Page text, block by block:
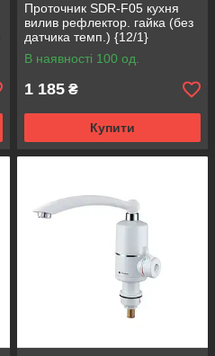
Проточник SDR-F05 кухня
вилив рефлектор. гайка (без
датчика темп.) {12/1}
В наявності 100 од.
1 185 ₴
Купити